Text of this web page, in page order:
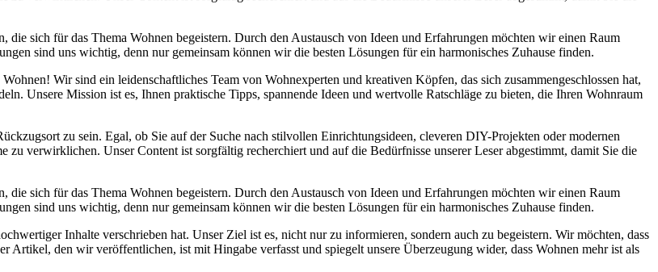
sich für das Thema Wohnen begeistern. Durch den Austausch von Ideen und Erfahrungen möchten wir einen Raum
sind uns wichtig, denn nur gemeinsam können wir die besten Lösungen für ein harmonisches Zuhause finden.
Wir sind ein leidenschaftliches Team von Wohnexperten und kreativen Köpfen, das sich zusammengeschlossen hat,
Unsere Mission ist es, Ihnen praktische Tipps, spannende Ideen und wertvolle Ratschläge zu bieten, die Ihren Wohnraum
zu sein. Egal, ob Sie auf der Suche nach stilvollen Einrichtungsideen, cleveren DIY-Projekten oder modernen
zu verwirklichen. Unser Content ist sorgfältig recherchiert und auf die Bedürfnisse unserer Leser abgestimmt, damit Sie die
sich für das Thema Wohnen begeistern. Durch den Austausch von Ideen und Erfahrungen möchten wir einen Raum
sind uns wichtig, denn nur gemeinsam können wir die besten Lösungen für ein harmonisches Zuhause finden.
Inhalte verschrieben hat. Unser Ziel ist es, nicht nur zu informieren, sondern auch zu begeistern. Wir möchten, dass
Artikel, den wir veröffentlichen, ist mit Hingabe verfasst und spiegelt unsere Überzeugung wider, dass Wohnen mehr ist als